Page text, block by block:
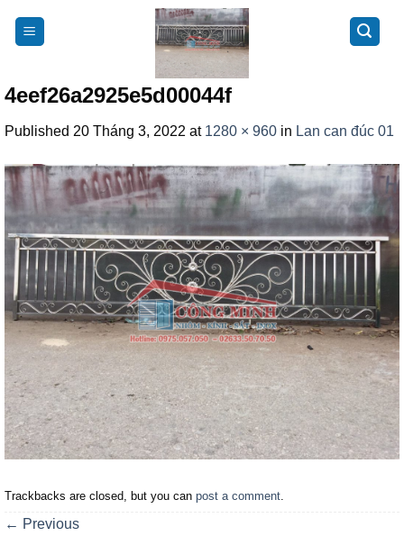
4eef26a2925e5d00044f
Published 20 Tháng 3, 2022 at 1280 × 960 in Lan can đúc 01
Trackbacks are closed, but you can post a comment
← Previous